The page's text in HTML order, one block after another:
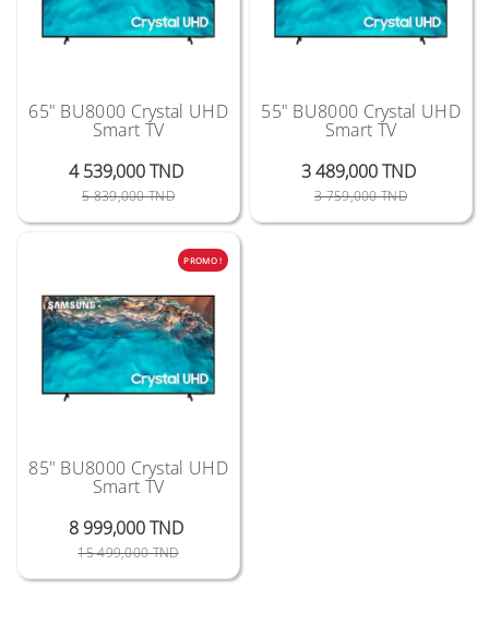
65" BU8000 Crystal UHD
Smart TV
4 539,000 TND
5 839,000 TNDPrix Public
Prix
55" BU8000 Crystal UHD
Smart TV
3 489,000 TND
3 759,000 TNDPrix Public
Prix
PROMO !
85" BU8000 Crystal UHD
Smart TV
8 999,000 TND
15 499,000 TNDPrix Public
Prix